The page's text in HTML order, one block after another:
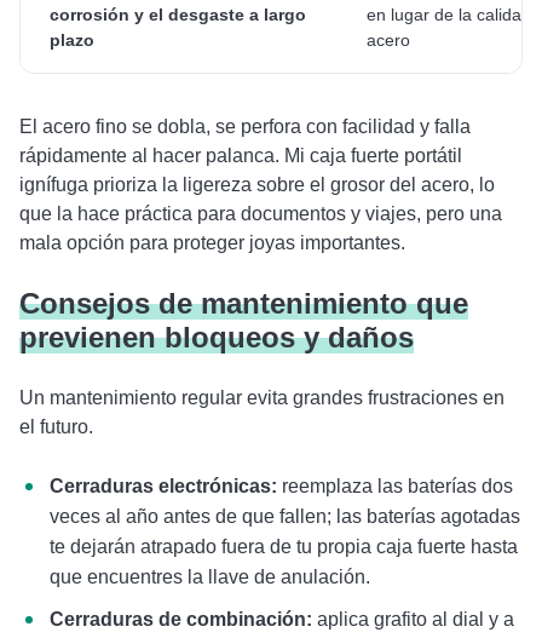
corrosión y el desgaste a largo
plazo
en lugar de la calidad
acero
El acero fino se dobla, se perfora con facilidad y falla
rápidamente al hacer palanca. Mi caja fuerte portátil
ignífuga prioriza la ligereza sobre el grosor del acero, lo
que la hace práctica para documentos y viajes, pero una
mala opción para proteger joyas importantes.
Consejos de mantenimiento que
previenen bloqueos y daños
Un mantenimiento regular evita grandes frustraciones en
el futuro.
Cerraduras electrónicas: reemplaza las baterías dos
veces al año antes de que fallen; las baterías agotadas
te dejarán atrapado fuera de tu propia caja fuerte hasta
que encuentres la llave de anulación.
Cerraduras de combinación: aplica grafito al dial y a